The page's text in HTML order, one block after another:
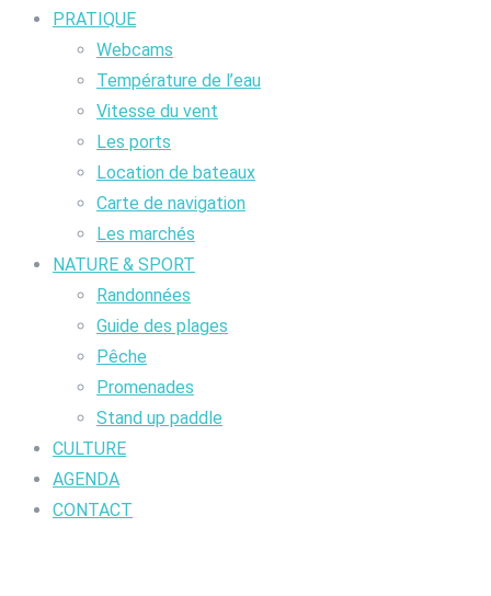
PRATIQUE
Webcams
Température de l’eau
Vitesse du vent
Les ports
Location de bateaux
Carte de navigation
Les marchés
NATURE & SPORT
Randonnées
Guide des plages
Pêche
Promenades
Stand up paddle
CULTURE
AGENDA
CONTACT